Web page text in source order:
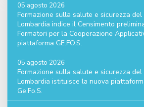
05 agosto 2026
Formazione sulla salute e sicurezza del
Lombardia indice il Censimento
Formatori per la Cooperazione
piattaforma GE.FO.S.
05 agosto 2026
Formazione sulla salute e sicurezza del
Lombardia istituisce la nuova
Ge.Fo.S.